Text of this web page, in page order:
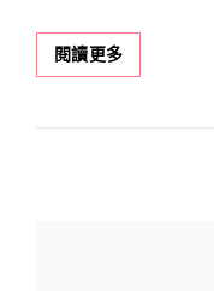
閱讀更多一
秒
懂